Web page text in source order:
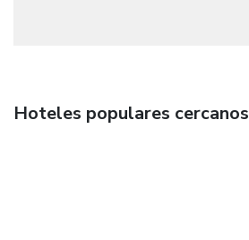
Hoteles populares cercanos